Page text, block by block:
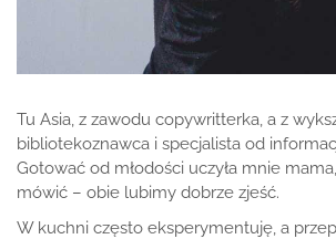
Tu Asia, z zawodu copywritterka, a z
bibliotekoznawca i specjalista od
Gotować od młodości uczyła mnie
mówić – obie lubimy dobrze zjeść.
W kuchni często eksperymentuję, a